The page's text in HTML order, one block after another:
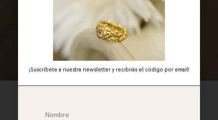
Joyas a medida
Hacemos joyas personalizadas en nuestro taller de
Barcelona
¡Suscríbete a nuestra newsletter y recibirás el código por email!